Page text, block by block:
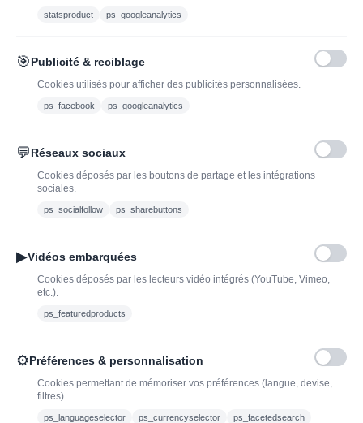
J'ai lu et j'accepte les conditions générales de vente
Offres du moment
Bouteilles d'exception
à découvrir| J’adopte un
vin
bouteille de champagne,
Caviste en ligne pour l’adoption de vin, champagne,
contact@jadopteunvin.fr
statsproduct ps_googleanalytics
🎯Publicité & reciblage
Cookies utilisés pour afficher des publicités personnalisées.
ps_facebook ps_googleanalytics
💬Réseaux sociaux
Cookies déposés par les boutons de partage et les intégrations
sociales.
ps_socialfollow ps_sharebuttons
▶Vidéos embarquées
Cookies déposés par les lecteurs vidéo intégrés (YouTube, Vimeo,
etc.).
ps_featuredproducts
⚙Préférences & personnalisation
Cookies permettant de mémoriser vos préférences (langue, devise,
filtres).
ps_languageselector ps_currencyselector ps_facetedsearch